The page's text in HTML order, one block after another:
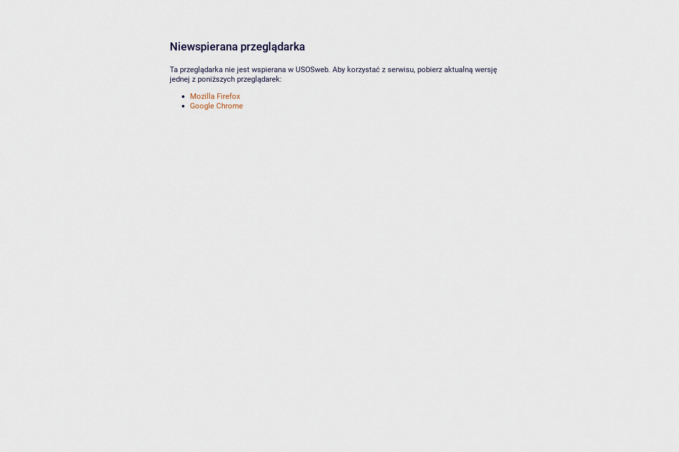
Niewspierana przeglądarka
Ta przeglądarka nie jest wspierana w USOSweb. Aby korzystać z serwisu, pobierz aktualną wersję
jednej z poniższych przeglądarek:
Mozilla Firefox
Google Chrome